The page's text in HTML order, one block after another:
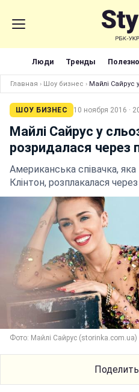
Люди Тренды
Главная › Шоу бизнес › Майлі Сайрус
ШОУ БИЗНЕС 10 ноября 2016 ·
Майлі Сайрус у
розридалася через
Американська співачка, яка
Клінтон, розплакалася
Фото: Майлі Сайрус (storinka.com.ua)